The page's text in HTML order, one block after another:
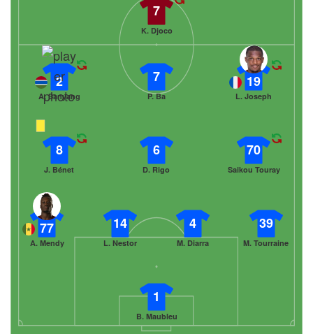
7
K. Djoco
1
B. Maubleu
77
A. Mendy
14
L. Nestor
4
M. Diarra
39
M. Tourraine
8
J. Bénet
6
D. Rigo
70
Saikou Touray
2
A. Sanyang
7
P. Ba
19
L. Joseph